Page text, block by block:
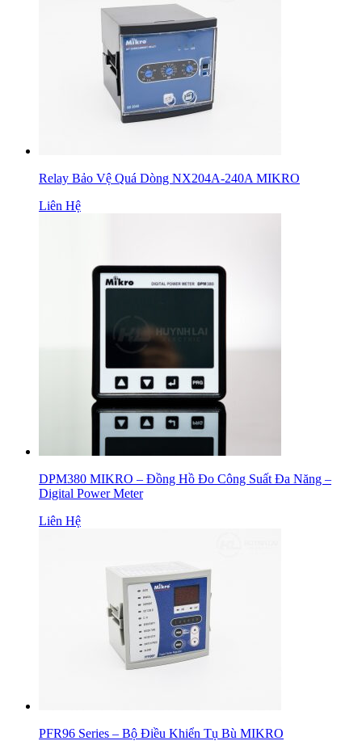
Relay Bảo Vệ Quá Dòng NX204A-240A MIKRO
Liên Hệ
DPM380 MIKRO – Đồng Hồ Đo Công Suất Đa Năng –
Digital Power Meter
Liên Hệ
PFR96 Series – Bộ Điều Khiển Tụ Bù MIKRO